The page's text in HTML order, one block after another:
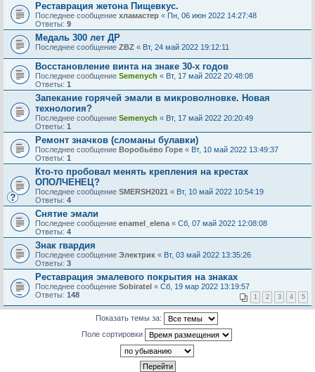
Реставрация жетона Пищевкус.
Последнее сообщение хламастер « Пн, 06 июн 2022 14:27:48
Ответы: 9
Медаль 300 лет ДР
Последнее сообщение ZBZ « Вт, 24 май 2022 19:12:11
Восстановление винта на знаке 30-х годов
Последнее сообщение Semenych « Вт, 17 май 2022 20:48:08
Ответы: 1
Запекание горячей эмали в микроволновке. Новая
технология?
Последнее сообщение Semenych « Вт, 17 май 2022 20:20:49
Ответы: 1
Ремонт значков (сломаны булавки)
Последнее сообщение Воробьёво Горе « Вт, 10 май 2022 13:49:37
Ответы: 1
Кто-то пробовал менять крепления на крестах
ОПОЛЧЕНЕЦ?
Последнее сообщение SMERSH2021 « Вт, 10 май 2022 10:54:19
Ответы: 4
Снятие эмали
Последнее сообщение enamel_elena « Сб, 07 май 2022 12:08:08
Ответы: 4
Знак гвардия
Последнее сообщение Электрик « Вт, 03 май 2022 13:35:26
Ответы: 3
Реставрация эмалевого покрытия на знаках
Последнее сообщение Sobiratel « Сб, 19 мар 2022 13:19:57
Ответы: 148 1 2 3 4 5
Показать темы за:
Поле сортировки